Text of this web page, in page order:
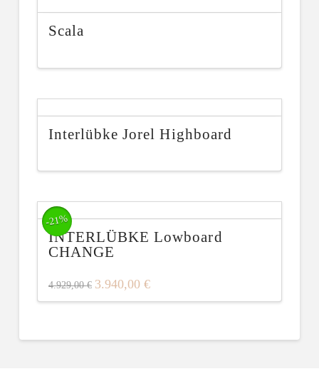
Scala
Interlübke Jorel Highboard
-21%
INTERLÜBKE Lowboard
CHANGE
4.929,00€ 3.940,00 €